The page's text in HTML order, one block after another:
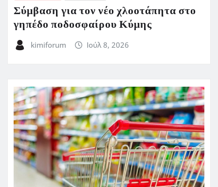
Σύμβαση για τον νέο χλοοτάπητα στο
γηπέδο ποδοσφαίρου Κύμης
kimiforum Ιούλ 8, 2026